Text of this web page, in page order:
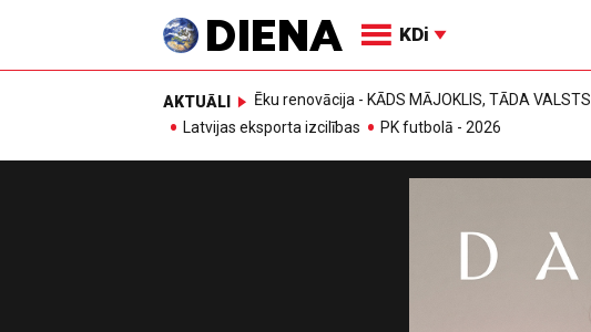
KDi
AKTUĀLI Ēku renovācija - KĀDS MĀJOKLIS, TĀDA VALSTS
Latvijas eksporta izcilības
PK futbolā - 2026